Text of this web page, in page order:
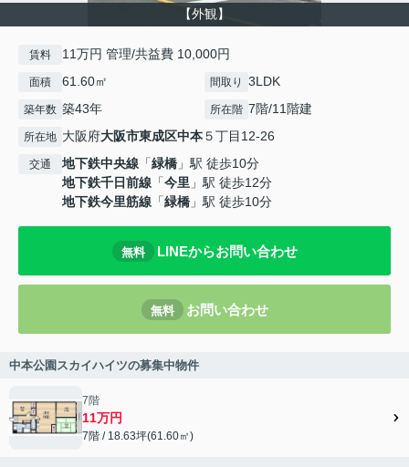
【外観】
賃料 11万円 管理/共益費 10,000円
面積 61.60㎡ 間取り 3LDK
築年数 築43年 所在階 7階/11階建
所在地 大阪府大阪市東成区中本５丁目12-26
交通 地下鉄中央線 「緑橋 」駅 徒歩10分
地下鉄千日前線 「今里 」駅 徒歩12分
地下鉄今里筋線 「緑橋 」駅 徒歩10分
無料 LINEからお問い合わせ
無料 お問い合わせ
中本公園スカイハイツの募集中物件
7階
11万円
7階 / 18.63坪(61.60㎡)